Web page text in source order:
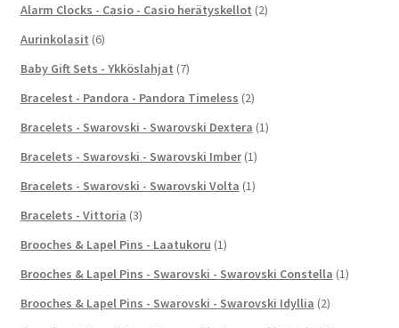
Alarm Clocks - Casio - Casio herätyskellot (2)
Aurinkolasit (6)
Baby Gift Sets - Ykköslahjat (7)
Bracelest - Pandora - Pandora Timeless (2)
Bracelets - Swarovski - Swarovski Dextera (1)
Bracelets - Swarovski - Swarovski Imber (1)
Bracelets - Swarovski - Swarovski Volta (1)
Bracelets - Vittoria (3)
Brooches & Lapel Pins - Laatukoru (1)
Brooches & Lapel Pins - Swarovski - Swarovski Constella (1)
Brooches & Lapel Pins - Swarovski - Swarovski Idyllia (2)